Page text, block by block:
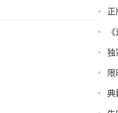
正
独
限
典